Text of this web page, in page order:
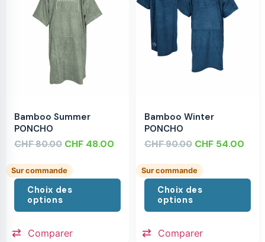
Bamboo Summer
PONCHO
CHF80.00 CHF 48.00
Sur commande
Choix des
options
Comparer
Bamboo Winter
PONCHO
CHF90.00 CHF 54.00
Sur commande
Choix des
options
Comparer